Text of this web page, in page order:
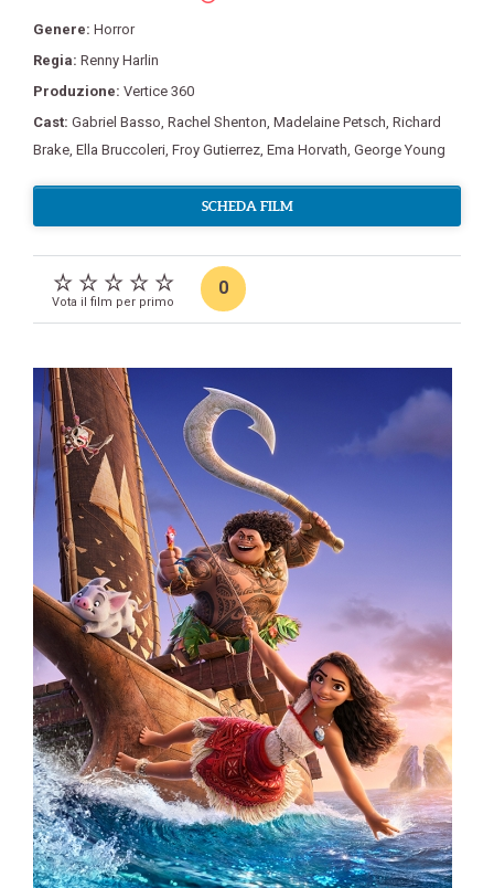
Genere: Horror
Regia: Renny Harlin
Produzione: Vertice 360
Cast: Gabriel Basso, Rachel Shenton, Madelaine Petsch, Richard
Brake, Ella Bruccoleri, Froy Gutierrez, Ema Horvath, George Young
SCHEDA FILM
Vota il film per primo
0